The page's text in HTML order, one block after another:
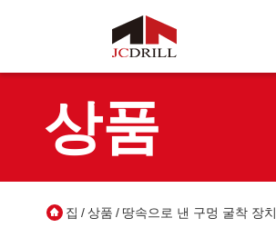
상품
집 /상품 / 땅속으로 낸 구멍 굴착 장치